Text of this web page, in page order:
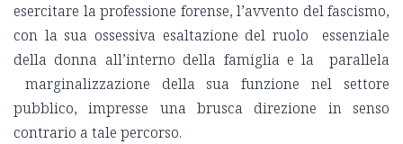
esercitare la professione forense, l’avvento del fascismo,
con la sua ossessiva esaltazione del ruolo essenziale
della donna all’interno della famiglia e la parallela
marginalizzazione della sua funzione nel settore
pubblico, impresse una brusca direzione in senso
contrario a tale percorso.